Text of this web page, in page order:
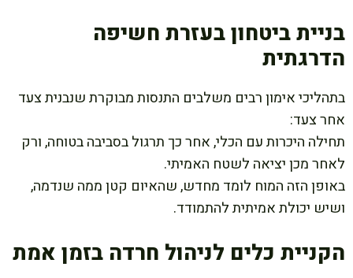
בניית ביטחון בעזרת חשיפה
הדרגתית
בתהליכי אימון רבים משלבים התנסות מבוקרת שנבנית צעד
אחר צעד:
תחילה היכרות עם הכלי, אחר כך תרגול בסביבה בטוחה, ורק
לאחר מכן יציאה לשטח האמיתי.
באופן הזה המוח לומד מחדש, שהאיום קטן ממה שנדמה,
ושיש יכולת אמיתית להתמודד.
הקניית כלים לניהול חרדה בזמן אמת